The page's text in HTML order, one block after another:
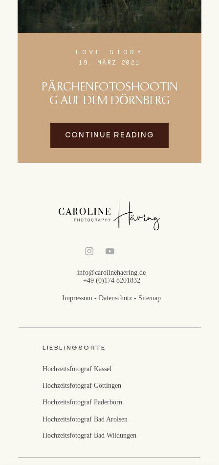
LOVE STORY
19. MÄRZ 2021
PÄRCHENFOTOSHOOTIN
G AUF DEM DÖRNBERG
CONTINUE READING
LIEBLINGSORTE
Hochzeitsfotograf Kassel
Hochzeitsfotograf Göttingen
Hochzeitsfotograf Paderborn
info@carolinehaering.de
+49 (0)174 8201832
Hochzeitsfotograf Bad Arolsen
Hochzeitsfotograf Bad Wildungen
Impressum -Datenschutz - Sitemap